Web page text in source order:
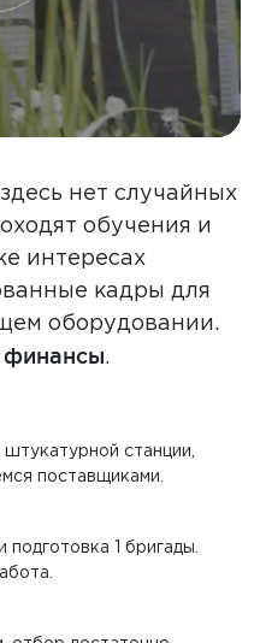
нет случайных
обучения и
интересах
кадры для
оборудовании.
.
станции,
поставщиками.
1 бригады.